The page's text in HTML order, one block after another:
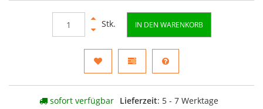
Stk. IN DEN WARENKORB
sofort verfügbar Lieferzeit: 5 - 7 Werktage